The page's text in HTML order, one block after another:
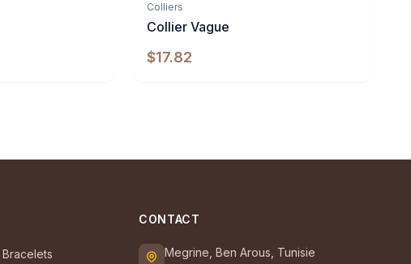
Colliers
Collier Vague
$17.82
Bracelets
CONTACT
Megrine, Ben Arous, Tunisie